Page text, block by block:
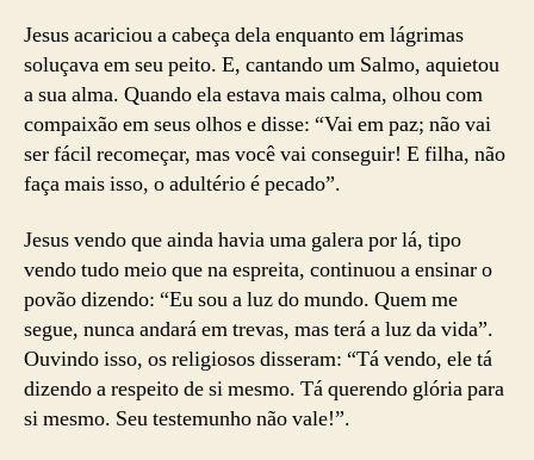
Jesus acariciou a cabeça dela enquanto em lágrimas
soluçava em seu peito. E, cantando um Salmo, aquietou
a sua alma. Quando ela estava mais calma, olhou com
compaixão em seus olhos e disse: “Vai em paz; não vai
ser fácil recomeçar, mas você vai conseguir! E filha, não
faça mais isso, o adultério é pecado”.
Jesus vendo que ainda havia uma galera por lá, tipo
vendo tudo meio que na espreita, continuou a ensinar o
povão dizendo: “Eu sou a luz do mundo. Quem me
segue, nunca andará em trevas, mas terá a luz da vida”.
Ouvindo isso, os religiosos disseram: “Tá vendo, ele tá
dizendo a respeito de si mesmo. Tá querendo glória para
si mesmo. Seu testemunho não vale!”.